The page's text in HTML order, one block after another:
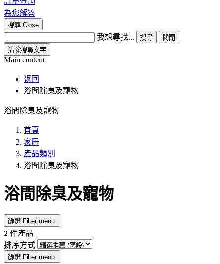
為您解答
搜尋 Close
我想尋找... 搜尋
關閉
清除搜尋文字
Main content
返回
浴間除臭及寵物
浴間除臭及寵物
首頁
家居
產品類別
浴間除臭及寵物
浴間除臭及寵物
篩選 Filter menu
2 件產品
排序方式
篩選 Filter menu